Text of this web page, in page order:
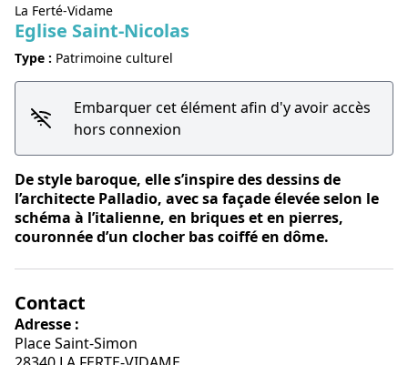
La Ferté-Vidame
Eglise Saint-Nicolas
Type : Patrimoine culturel
Embarquer cet élément afin d'y avoir accès
hors connexion
De style baroque, elle s’inspire des dessins de
l’architecte Palladio, avec sa façade élevée selon le
schéma à l’italienne, en briques et en pierres,
couronnée d’un clocher bas coiffé en dôme.
Contact
Adresse :
Place Saint-Simon